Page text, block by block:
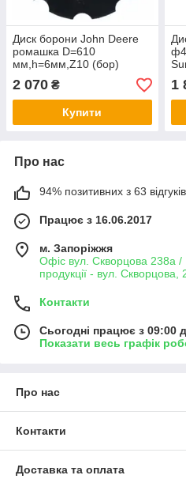
Диск борони John Deere
ромашка D=610
мм,h=6мм,Z10 (бор)
(N242047 / B35607)
2 070 ₴
Купити
1
Про нас
94% позитивних з 63
Працює з 16.06.2017
м. Запоріжжя
Офіс вул. Скворцова 238а /
продукції - вул.
Контакти
Сьогодні працює з 09:00
Показати весь графік
Про нас
Контакти
Доставка та оплата